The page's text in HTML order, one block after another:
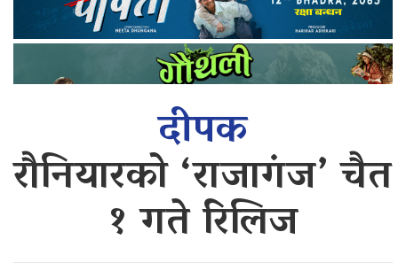
दीपक
रौनियारको ‘राजागंज’ चैत
१ गते रिलिज